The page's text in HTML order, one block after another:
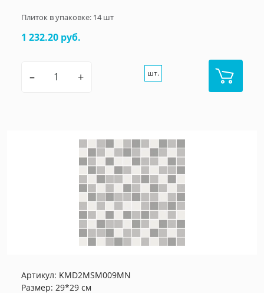
Плиток в упаковке: 14шт
1 232.20 руб.
– + шт.
Артикул: KMD2MSM009MN
Размер: 29*29 см